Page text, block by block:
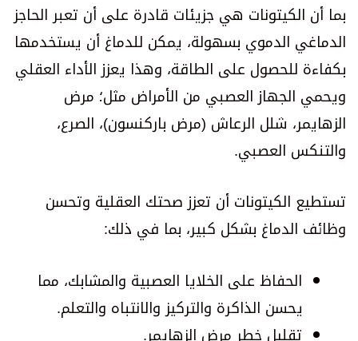
بما أن الكيتونات هي جزيئات قادرة على أن تعبر الحاجز
الدماغي الدموي بسهولة، يمكن للدماغ أن يستخدمها
بكفاءة للحصول على الطاقة، وهذا يعزز الأداء العقلي
ويحمي الجهاز العصبي من الأمراض مثل؛ مرض
الزهايمر، شلل الرعاش (مرض باركنسون)، الصرع،
والتنكس العصبي.
تستطيع الكيتونات أن تعزز صحتك العقلية وتحسن
وظائف الدماغ بشكل كبير، بما في ذلك:
الحفاظ على الخلايا العصبية والمشابك، مما
يحسن الذاكرة والتركيز والانتباه والتعلم.
تقليل خطر مرض الزهايمر.